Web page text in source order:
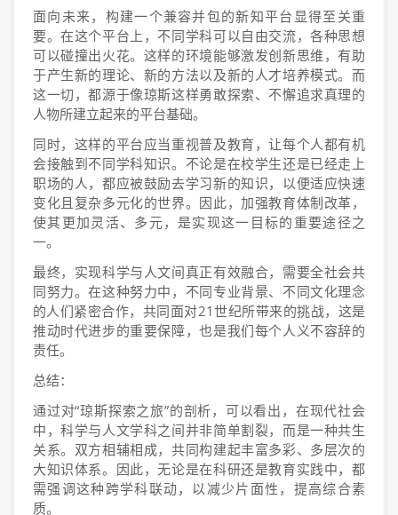
面向未来，构建一个兼容并包的新知平台显得至关重
要。在这个平台上，不同学科可以自由交流，各种思想
可以碰撞出火花。这样的环境能够激发创新思维，有助
于产生新的理论、新的方法以及新的人才培养模式。而
这一切，都源于像琼斯这样勇敢探索、不懈追求真理的
人物所建立起来的平台基础。
同时，这样的平台应当重视普及教育，让每个人都有机
会接触到不同学科知识。不论是在校学生还是已经走上
职场的人，都应被鼓励去学习新的知识，以便适应快速
变化且复杂多元化的世界。因此，加强教育体制改革，
使其更加灵活、多元，是实现这一目标的重要途径之
一。
最终，实现科学与人文间真正有效融合，需要全社会共
同努力。在这种努力中，不同专业背景、不同文化理念
的人们紧密合作，共同面对21世纪所带来的挑战，这是
推动时代进步的重要保障，也是我们每个人义不容辞的
责任。
总结：
通过对“琼斯探索之旅”的剖析，可以看出，在现代社会
中，科学与人文学科之间并非简单割裂，而是一种共生
关系。双方相辅相成，共同构建起丰富多彩、多层次的
大知识体系。因此，无论是在科研还是教育实践中，都
需强调这种跨学科联动，以减少片面性，提高综合素
质。